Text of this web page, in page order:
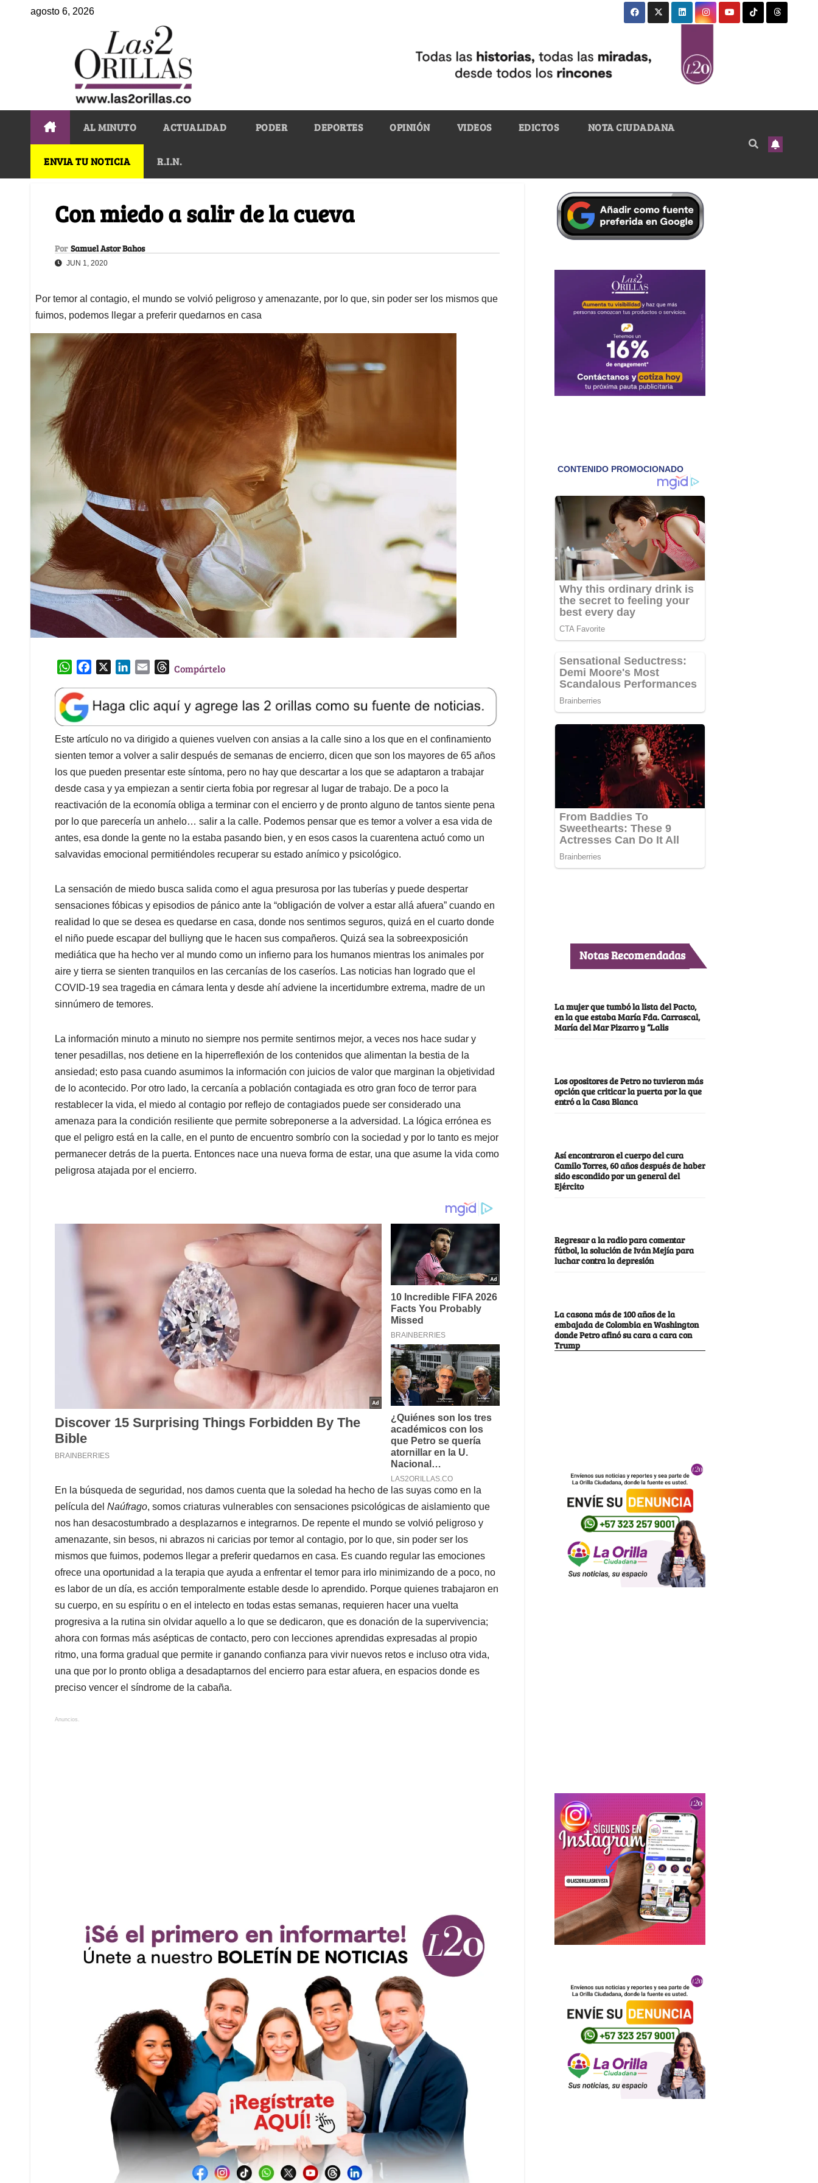
agosto 6, 2026
AL MINUTO ACTUALIDAD PODER DEPORTES OPINIÓN VIDEOS EDICTOS NOTA CIUDADANA
ENVIA TU NOTICIA R.I.N.
Con miedo a salir de la cueva
Por Samuel Astor Bahos
JUN 1, 2020
Por temor al contagio, el mundo se volvió peligroso y amenazante, por lo que, sin poder ser los mismos que
fuimos, podemos llegar a preferir quedarnos en casa
W
a
t
s
A
p
p
e
b
o
o
k
k
e
d
I
n
l
T
e
a
d
s
Compártelo
Este artículo no va dirigido a quienes vuelven con ansias a la calle sino a los que en el confinamiento
sienten temor a volver a salir después de semanas de encierro, dicen que son los mayores de 65 años
los que pueden presentar este síntoma, pero no hay que descartar a los que se adaptaron a trabajar
desde casa y ya empiezan a sentir cierta fobia por regresar al lugar de trabajo. De a poco la
reactivación de la economía obliga a terminar con el encierro y de pronto alguno de tantos siente pena
por lo que parecería un anhelo… salir a la calle. Podemos pensar que es temor a volver a esa vida de
antes, esa donde la gente no la estaba pasando bien, y en esos casos la cuarentena actuó como un
salvavidas emocional permitiéndoles recuperar su estado anímico y psicológico.
La sensación de miedo busca salida como el agua presurosa por las tuberías y puede despertar
sensaciones fóbicas y episodios de pánico ante la “obligación de volver a estar allá afuera” cuando en
realidad lo que se desea es quedarse en casa, donde nos sentimos seguros, quizá en el cuarto donde
el niño puede escapar del bulliyng que le hacen sus compañeros. Quizá sea la sobreexposición
mediática que ha hecho ver al mundo como un infierno para los humanos mientras los animales por
aire y tierra se sienten tranquilos en las cercanías de los caseríos. Las noticias han logrado que el
COVID-19 sea tragedia en cámara lenta y desde ahí adviene la incertidumbre extrema, madre de un
sinnúmero de temores.
La información minuto a minuto no siempre nos permite sentirnos mejor, a veces nos hace sudar y
tener pesadillas, nos detiene en la hiperreflexión de los contenidos que alimentan la bestia de la
ansiedad; esto pasa cuando asumimos la información con juicios de valor que marginan la objetividad
de lo acontecido. Por otro lado, la cercanía a población contagiada es otro gran foco de terror para
restablecer la vida, el miedo al contagio por reflejo de contagiados puede ser considerado una
amenaza para la condición resiliente que permite sobreponerse a la adversidad. La lógica errónea es
que el peligro está en la calle, en el punto de encuentro sombrío con la sociedad y por lo tanto es mejor
permanecer detrás de la puerta. Entonces nace una nueva forma de estar, una que asume la vida como
peligrosa atajada por el encierro.
En la búsqueda de seguridad, nos damos cuenta que la soledad ha hecho de las suyas como en la
película del Naúfrago, somos criaturas vulnerables con sensaciones psicológicas de aislamiento que
nos han desacostumbrado a desplazarnos e integrarnos. De repente el mundo se volvió peligroso y
amenazante, sin besos, ni abrazos ni caricias por temor al contagio, por lo que, sin poder ser los
mismos que fuimos, podemos llegar a preferir quedarnos en casa. Es cuando regular las emociones
ofrece una oportunidad a la terapia que ayuda a enfrentar el temor para irlo minimizando de a poco, no
es labor de un día, es acción temporalmente estable desde lo aprendido. Porque quienes trabajaron en
su cuerpo, en su espíritu o en el intelecto en todas estas semanas, requieren hacer una vuelta
progresiva a la rutina sin olvidar aquello a lo que se dedicaron, que es donación de la supervivencia;
ahora con formas más asépticas de contacto, pero con lecciones aprendidas expresadas al propio
ritmo, una forma gradual que permite ir ganando confianza para vivir nuevos retos e incluso otra vida,
una que por lo pronto obliga a desadaptarnos del encierro para estar afuera, en espacios donde es
preciso vencer el síndrome de la cabaña.
Anuncios.
Notas Recomendadas
La mujer que tumbó la lista del Pacto,
en la que estaba María Fda. Carrascal,
María del Mar Pizarro y “Lalis
Los opositores de Petro no tuvieron más
opción que criticar la puerta por la que
entró a la Casa Blanca
Así encontraron el cuerpo del cura
Camilo Torres, 60 años después de haber
sido escondido por un general del
Ejército
Regresar a la radio para comentar
fútbol, la solución de Iván Mejía para
luchar contra la depresión
La casona más de 100 años de la
embajada de Colombia en Washington
donde Petro afinó su cara a cara con
Trump